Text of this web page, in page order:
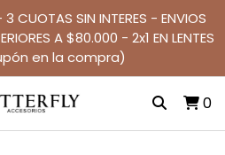
CUOTAS SIN INTERES - ENVIOS
A $80.000 - 2x1 EN LENTES
en la compra)
0